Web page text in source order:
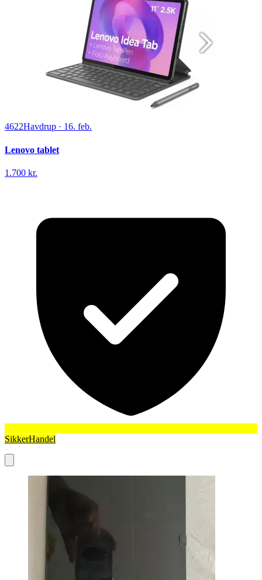
4622Havdrup · 16. feb.
Lenovo tablet
1.700 kr.
SikkerHandel